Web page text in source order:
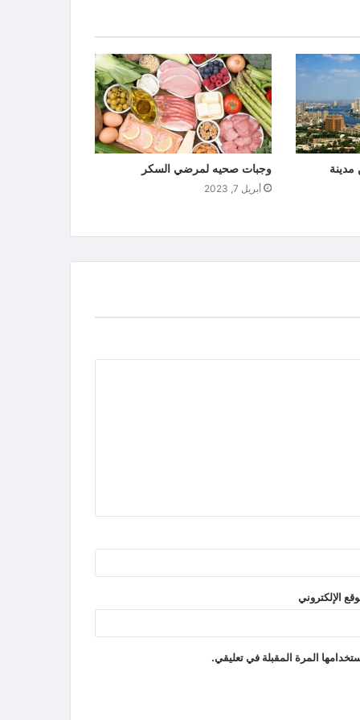
وجبات صحيه لمرضي السكر
أبريل 7, 2023
الإلكتروني
المرة المقبلة في تعليقي.